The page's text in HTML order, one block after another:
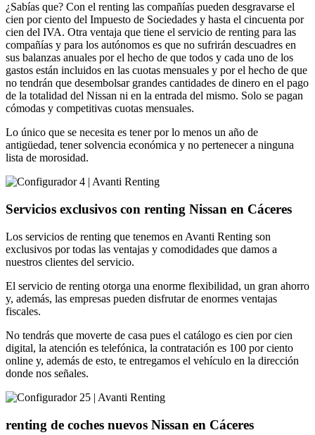
¿Sabías que? Con el renting las compañías pueden desgravarse el
cien por ciento del Impuesto de Sociedades y hasta el cincuenta por
cien del IVA. Otra ventaja que tiene el servicio de renting para las
compañías y para los autónomos es que no sufrirán descuadres en
sus balanzas anuales por el hecho de que todos y cada uno de los
gastos están incluidos en las cuotas mensuales y por el hecho de que
no tendrán que desembolsar grandes cantidades de dinero en el pago
de la totalidad del Nissan ni en la entrada del mismo. Solo se pagan
cómodas y competitivas cuotas mensuales.
Lo único que se necesita es tener por lo menos un año de
antigüedad, tener solvencia económica y no pertenecer a ninguna
lista de morosidad.
Servicios exclusivos con renting Nissan en Cáceres
Los servicios de renting que tenemos en Avanti Renting son
exclusivos por todas las ventajas y comodidades que damos a
nuestros clientes del servicio.
El servicio de renting otorga una enorme flexibilidad, un gran ahorro
y, además, las empresas pueden disfrutar de enormes ventajas
fiscales.
No tendrás que moverte de casa pues el catálogo es cien por cien
digital, la atención es telefónica, la contratación es 100 por ciento
online y, además de esto, te entregamos el vehículo en la dirección
donde nos señales.
renting de coches nuevos Nissan en Cáceres